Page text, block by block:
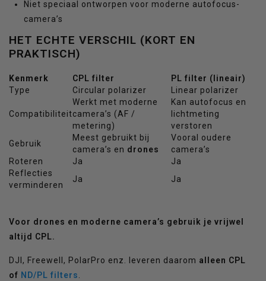
Niet speciaal ontworpen voor moderne autofocus-
camera’s
HET ECHTE VERSCHIL (KORT EN
PRAKTISCH)
Kenmerk CPL filter
PL filter (lineair)
Type
Circular polarizer Linear polarizer
Compatibiliteit
Werkt met moderne
camera’s (AF /
metering)
Kan autofocus en
lichtmeting
verstoren
Gebruik
Meest gebruikt bij
camera’s en drones
Vooral oudere
camera’s
Roteren
Ja
Ja
Reflecties
verminderen
Ja Ja
Voor drones en moderne camera’s gebruik je vrijwel
altijd CPL.
DJI, Freewell, PolarPro enz. leveren daarom alleen CPL
of ND/PL filters